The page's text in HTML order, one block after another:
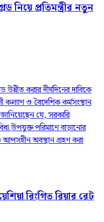
নিয়ে প্রতিমন্ত্রীর নতুন
করার দীর্ঘদিনের দাবিকে
কল্যাণ ও বৈদেশিক কর্মসংস্থান
যে, সরকারি
উপযুক্ত পরিমাণে বাড়ানোর
আপসহীন অবস্থান গ্রহণ করা
রিংগিত রিয়ার রেট